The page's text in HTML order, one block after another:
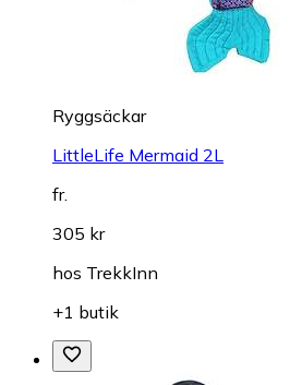
Ryggsäckar
LittleLife Mermaid 2L
fr.
305 kr
hos TrekkInn
+1 butik